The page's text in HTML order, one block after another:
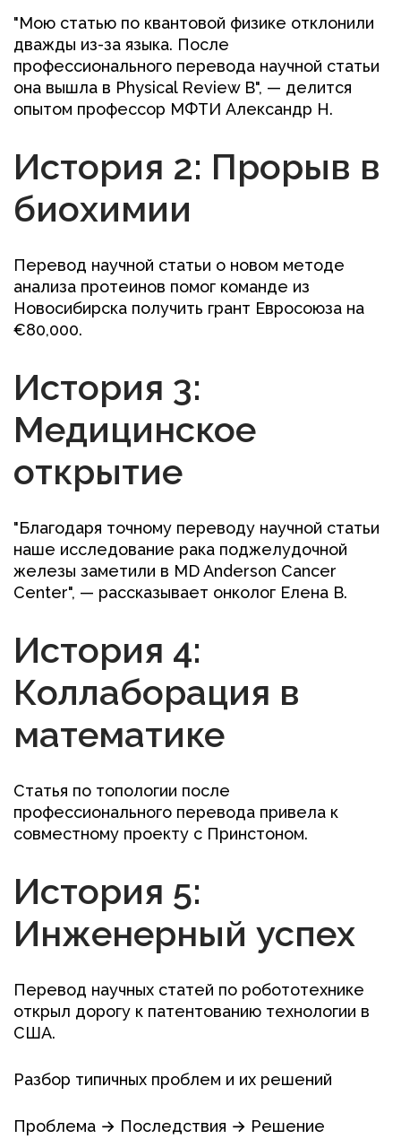
"Мою статью по квантовой физике отклонили
дважды из-за языка. После
профессионального перевода научной статьи
она вышла в Physical Review B", — делится
опытом профессор МФТИ Александр Н.
История 2: Прорыв в
биохимии
Перевод научной статьи о новом методе
анализа протеинов помог команде из
Новосибирска получить грант Евросоюза на
€80,000.
История 3:
Медицинское
открытие
"Благодаря точному переводу научной статьи
наше исследование рака поджелудочной
железы заметили в MD Anderson Cancer
Center", — рассказывает онколог Елена В.
История 4:
Коллаборация в
математике
Статья по топологии после
профессионального перевода привела к
совместному проекту с Принстоном.
История 5:
Инженерный успех
Перевод научных статей по робототехнике
открыл дорогу к патентованию технологии в
США.
Разбор типичных проблем и их решений
Проблема → Последствия → Решение